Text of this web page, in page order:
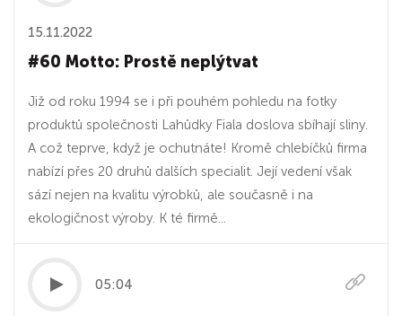
15.11.2022
#60 Motto: Prostě neplýtvat
Již od roku 1994 se i při pouhém pohledu na fotky
produktů společnosti Lahůdky Fiala doslova sbíhají sliny.
A což teprve, když je ochutnáte! Kromě chlebíčků firma
nabízí přes 20 druhů dalších specialit. Její vedení však
sází nejen na kvalitu výrobků, ale současně i na
ekologičnost výroby. K té firmě...
05:04